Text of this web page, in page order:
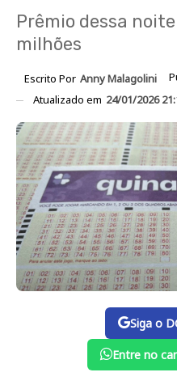
Prêmio dessa
milhões
Escrito Por Anny Malagolini
Atualizado em 24/01/2026
Siga o
Entre no